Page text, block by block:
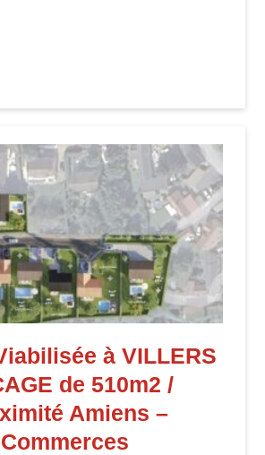
à VILLERS
de 510m2 /
Amiens –
Commerces